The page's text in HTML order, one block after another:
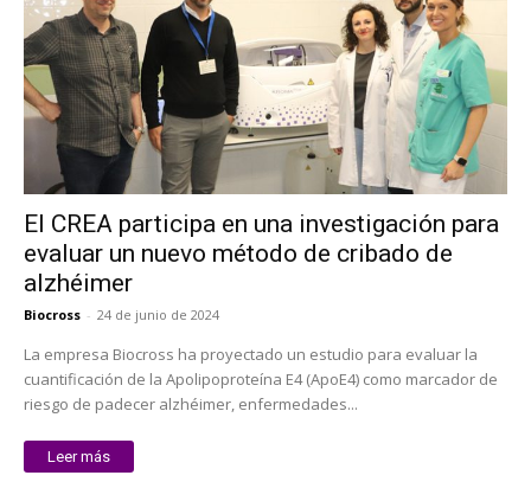
El CREA participa en una investigación para
evaluar un nuevo método de cribado de
alzhéimer
Biocross - 24 de junio de 2024
La empresa Biocross ha proyectado un estudio para evaluar la
cuantificación de la Apolipoproteína E4 (ApoE4) como marcador de
riesgo de padecer alzhéimer, enfermedades...
Leer más